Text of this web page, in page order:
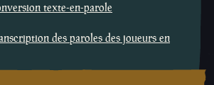
texte-en-parole
des paroles des joueurs en